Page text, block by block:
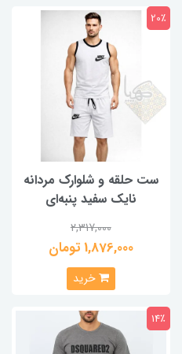
ست حلقه و شلوارک مردانه
نایک سفید پنبه‌ای
2,317,000
1,876,000 تومان
20٪
خرید
14٪